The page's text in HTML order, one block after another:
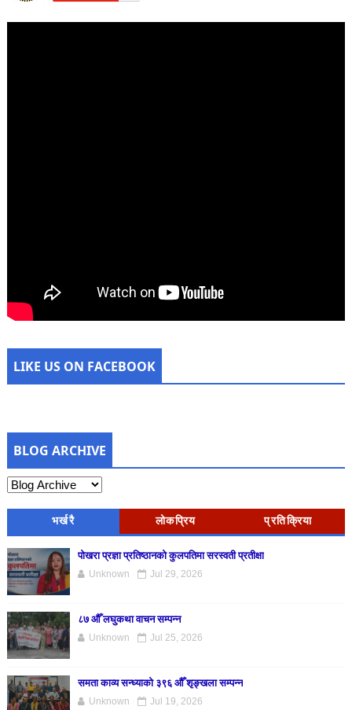
LIKE US ON FACEBOOK
BLOG ARCHIVE
भर्खरै लोकप्रिय प्रतिक्रिया
पोखरा प्रज्ञा प्रतिष्ठानको कुलपतिमा सरस्वती प्रतीक्षा
Unknown Jul 29, 2026
८७ औँ लघुकथा वाचन सम्पन्न
Unknown Jul 25, 2026
समता काव्य सन्ध्याको ३९६ औँ शृङ्खला सम्पन्न
Unknown Jul 19, 2026